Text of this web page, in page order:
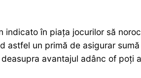
în piața jocurilor să
astfel un primă de asigurar
avantajul adânc of poți